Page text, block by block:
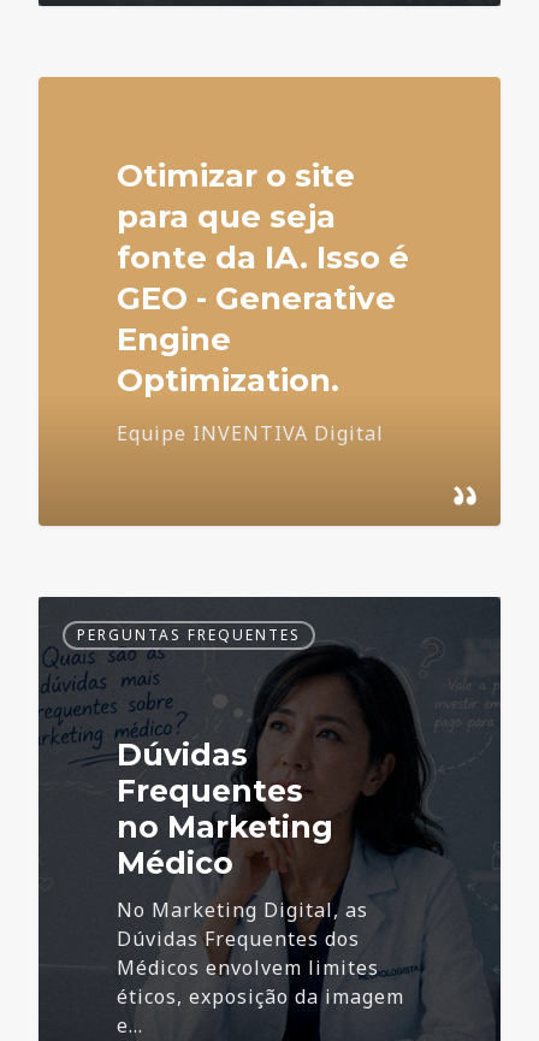
Otimizar o site
para que seja
fonte da IA. Isso é
GEO - Generative
Engine
Optimization.
Equipe INVENTIVA Digital
Frequentes
no
Marketing
Médico
PERGUNTAS FREQUENTES
Dúvidas
Frequentes
no Marketing
Médico
No Marketing Digital, as
Dúvidas Frequentes dos
Médicos envolvem limites
éticos, exposição da imagem
e…